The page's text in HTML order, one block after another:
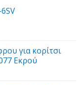
για κορίτσι
Εκρού